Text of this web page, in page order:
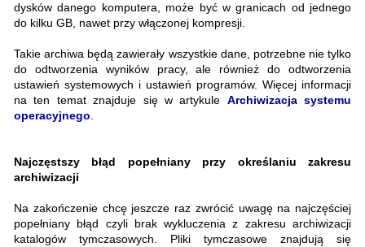
dysków danego komputera, może być w granicach od jednego
do kilku GB, nawet przy włączonej kompresji.
Takie archiwa będą zawierały wszystkie dane, potrzebne nie tylko
do odtworzenia wyników pracy, ale również do odtworzenia
ustawień systemowych i ustawień programów. Więcej informacji
na ten temat znajduje się w artykule Archiwizacja systemu
operacyjnego
Najczęstszy błąd popełniany przy określaniu zakresu
archiwizacji
Na zakończenie chcę jeszcze raz zwrócić uwagę na najczęściej
popełniany błąd czyli brak wykluczenia z zakresu archiwizacji
katalogów tymczasowych. Pliki tymczasowe znajdują się